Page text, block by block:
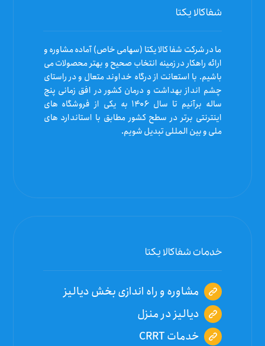
شفاکالا یکتا
ما در شرکت شفا کالا یکتا (سهامی خاص) آماده مشاوره و
ارائه راهکار در زمینه انتخاب صحیح و بهتر محصولات می
باشیم. با استعانت از درگاه خداوند متعال و در راستای
چشم انداز بهداشت و درمان کشور در افق زمانی پنج
ساله برآنیم تا سال ۱۴۰۶ به یکی از فروشگاه های
اینترنتی برتر در سطح کشور مطابق با استاندارد های
ملی و بین المللی تبدیل شویم.
خدمات شفاکالا یکتا
مشاوره و راه اندازی بخش دیالیز
دیالیز در منزل
خدمات CRRT